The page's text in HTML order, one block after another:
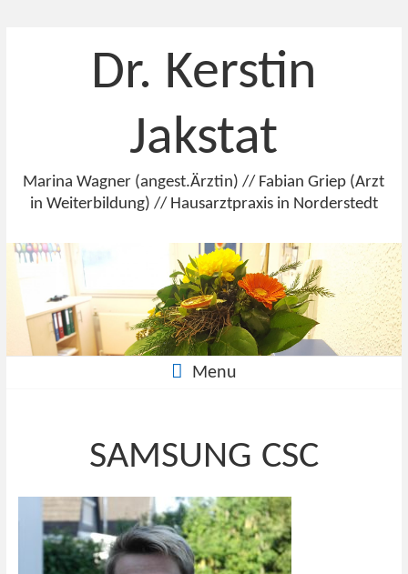
Dr. Kerstin
Jakstat
Marina Wagner (angest.Ärztin) // Fabian Griep (Arzt
in Weiterbildung) // Hausarztpraxis in Norderstedt
Menu
SAMSUNG CSC